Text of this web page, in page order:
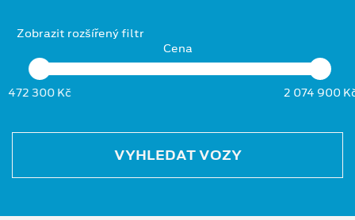
Zobrazit rozšířený filtr
Cena
472 300 Kč 2 074 900
VYHLEDAT VOZY